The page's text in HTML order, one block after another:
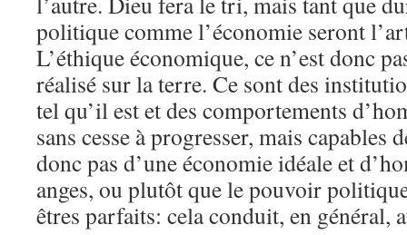
politique comme l’économie seront
L’éthique économique, ce n’est donc
réalisé sur la terre. Ce sont des
tel qu’il est et des comportements
sans cesse à progresser, mais capables
donc pas d’une économie idéale et
anges, ou plutôt que le pouvoir
êtres parfaits: cela conduit, en général,